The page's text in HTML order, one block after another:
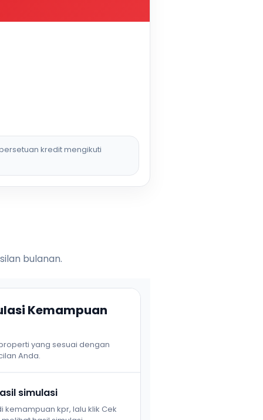
kredit mengikuti
bulanan.
Kemampuan
yang sesuai dengan
Anda.
simulasi
kemampuan kpr, lalu klik Cek